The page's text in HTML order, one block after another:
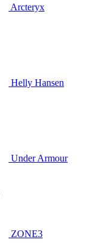
Arcteryx
Helly Hansen
Under Armour
ZONE3